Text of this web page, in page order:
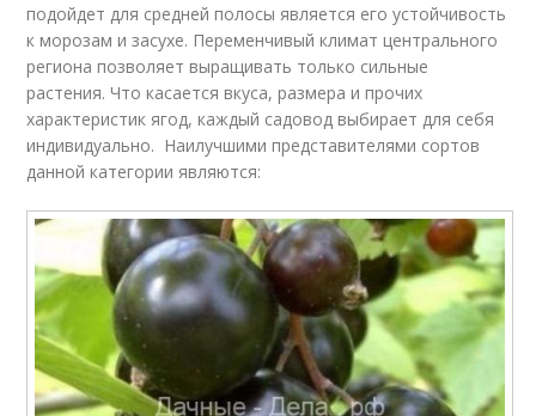
подойдет для средней полосы является его устойчивость
к морозам и засухе. Переменчивый климат центрального
региона позволяет выращивать только сильные
растения. Что касается вкуса, размера и прочих
характеристик ягод, каждый садовод выбирает для себя
индивидуально. Наилучшими представителями сортов
данной категории являются: